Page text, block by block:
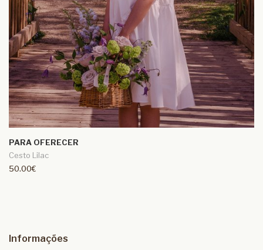
PARA OFERECER
Cesto Lilac
50.00€
Informações